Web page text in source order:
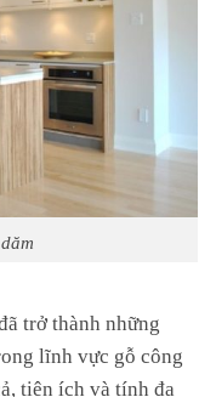
trở thành những
lĩnh vực gỗ công
tiện ích và tính đa